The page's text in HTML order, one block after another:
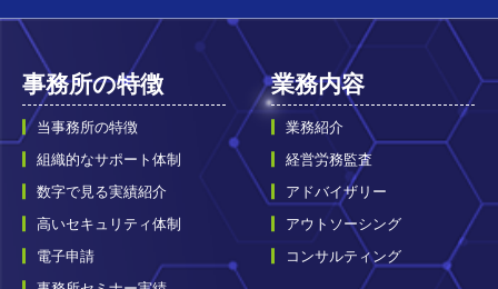
事務所の特徴
当事務所の特徴
組織的なサポート体制
数字で見る実績紹介
高いセキュリティ体制
電子申請
業務内容
業務紹介
経営労務監査
アドバイザリー
アウトソーシング
コンサルティング